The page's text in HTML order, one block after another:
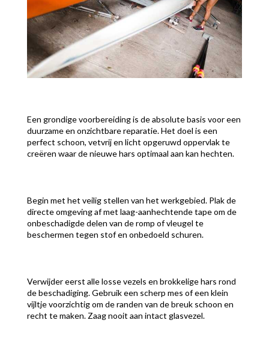
Een grondige voorbereiding is de absolute basis voor een
duurzame en onzichtbare reparatie. Het doel is een
perfect schoon, vetvrij en licht opgeruwd oppervlak te
creëren waar de nieuwe hars optimaal aan kan hechten.
Begin met het veilig stellen van het werkgebied. Plak de
directe omgeving af met laag-aanhechtende tape om de
onbeschadigde delen van de romp of vleugel te
beschermen tegen stof en onbedoeld schuren.
Verwijder eerst alle losse vezels en brokkelige hars rond
de beschadiging. Gebruik een scherp mes of een klein
vijltje voorzichtig om de randen van de breuk schoon en
recht te maken. Zaag nooit aan intact glasvezel.